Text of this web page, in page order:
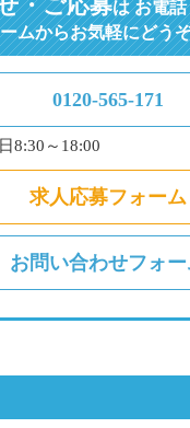
・ご応募はお電話
ムからお気軽にどう
0120-565-171
8:30～18:00
求人応募フォーム
お問い合わせフォ